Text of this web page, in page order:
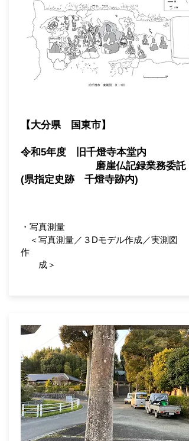
【大分県 国東市】
​令和5年度 旧千燈寺本堂内
磨崖仏記録業務委託
(県指定史跡 千燈寺跡内)​
・ 写真測量
＜写真測量／ ３Dモデル作成／実測図
作
成＞